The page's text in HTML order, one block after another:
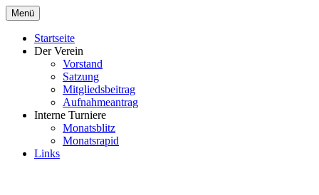
Zum
Inhalt
springen
Menü
Startseite
Der Verein
Vorstand
Satzung
Mitgliedsbeitrag
Aufnahmeantrag
Interne Turniere
Monatsblitz
Monatsrapid
Links